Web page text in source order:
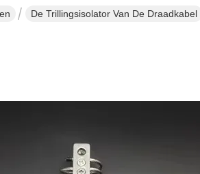
De Trillingsisolator Van De Draadkabel